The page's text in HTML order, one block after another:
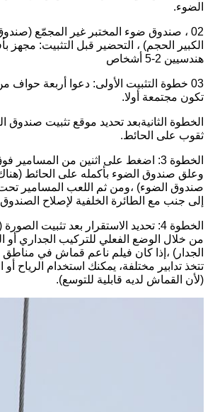
الضوء.
02 ، صندوق ضوء المختبر غير المجمّع
الكبير الحجم) ، التحضير قبل التثبيت: مجهز
هندسيين 2-5 أشخاص
03 خطوة التثبيت الأولى: دعوا أربعة
تكون مجتمعة أولا.
الخطوة الثانيةبعد تحديد موقع تثبيت صندوق
ثقوب على الحائط.
الخطوة 3
: اضغط على اثنين من المسامير
وعلق صندوق الضوء بأكمله على الحائط
صندوق الضوء) ،ومن ثم اللعب المسامير
إلى جنب مع الطائرة الخلفية لإصلاح
الخطوة 4
: تحديد الاستقرار بعد تثبيت
من خلال الوضع الفعلي للتركيب الجداري أو
الجدار) ،إذا كان فيلم ناعم قماش في
تتخذ تدابير مختلفة، يمكنك استخدام الرياح
(لأن القماش لديه قابلية للتوسع).